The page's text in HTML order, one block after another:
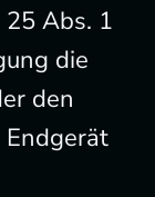
Abs. 1
die
den